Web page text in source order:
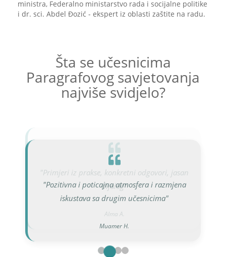
ministra, Federalno ministarstvo rada i socijalne politike
i dr. sci. Abdel Đozić - ekspert iz oblasti zaštite na radu.
Šta se učesnicima
Paragrafovog savjetovanja
najviše svidjelo?
"Pozitivna i poticajna atmosfera i razmjena
iskustava sa drugim učesnicima"
Muamer H.
"Primjeri iz prakse, konkretni odgovori, jasan
dijalog"
Alma A.
Dženan A.
Amar A.